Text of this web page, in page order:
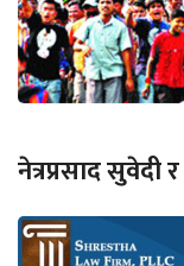
नेत्रप्रसाद